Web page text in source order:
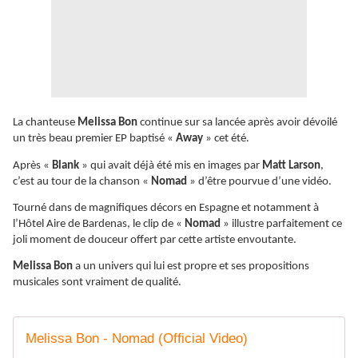
La chanteuse Melissa Bon continue sur sa lancée après avoir dévoilé
un très beau premier EP baptisé « Away » cet été.
Après « Blank » qui avait déjà été mis en images par Matt Larson,
c’est au tour de la chanson « Nomad » d’être pourvue d’une vidéo.
Tourné dans de magnifiques décors en Espagne et notamment à
l’Hôtel Aire de Bardenas, le clip de « Nomad » illustre parfaitement ce
joli moment de douceur offert par cette artiste envoutante.
Melissa Bon a un univers qui lui est propre et ses propositions
musicales sont vraiment de qualité.
Melissa Bon - Nomad (Official Video)